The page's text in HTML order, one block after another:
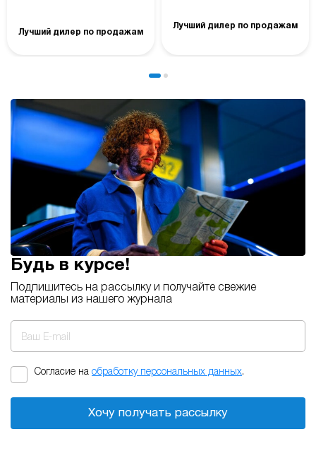
Лучший дилер по продажам
Лучший дилер по продажам
Будь в курсе!
Подпишитесь на рассылку и получайте свежие
материалы из нашего журнала
Ваш E-mail
Согласие на обработку персональных данных.
Хочу получать рассылку